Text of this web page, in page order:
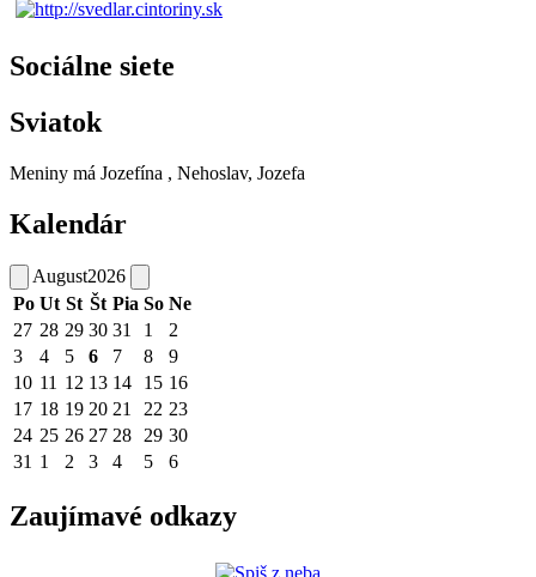
Sociálne siete
Sviatok
Meniny má Jozefína , Nehoslav, Jozefa
Kalendár
August2026
Po Ut St Št Pia So Ne
27 28 29 30 31 1
2
3
4 5 6 7 8
9
10 11 12 13 14 15 16
17 18 19 20 21 22 23
24 25 26 27 28 29 30
31 1 2 3 4 5 6
Zaujímavé odkazy